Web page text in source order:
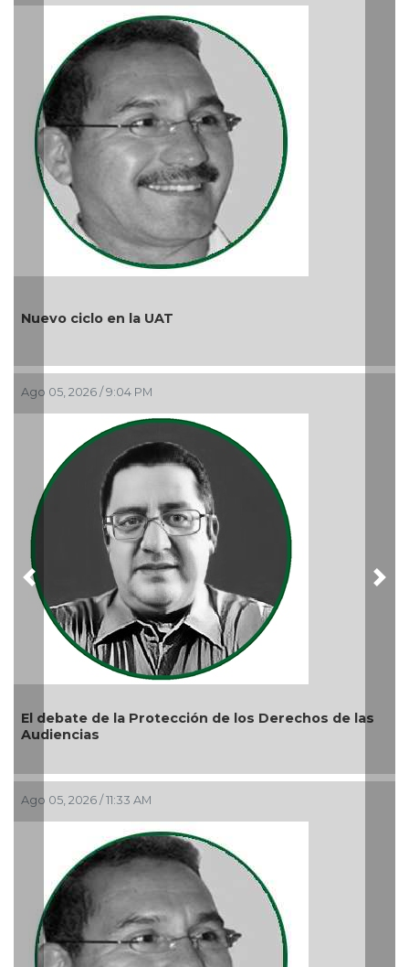
Nuevo ciclo en la UAT
Ago 05, 2026 / 9:04 PM
El debate de la Protección de los Derechos de las
Audiencias
Ago 05, 2026 / 11:33 AM
Previous